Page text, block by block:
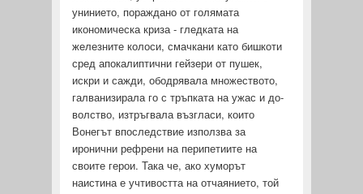
унинието, пораждано от голямата
икономическа криза - гледката на
железните колоси, смачкани като бишкоти
сред апокалиптични гейзери от пушек,
искри и сажди, ободря­вала множеството,
галванизирала го с тръпката на ужас и до­
волство, изтръгвала възгласи, които
Вонегът впоследствие използва за
иронични рефрени на перипетиите на
своите герои. Така че, ако хуморът
наистина е учтивостта на отчаянието, той